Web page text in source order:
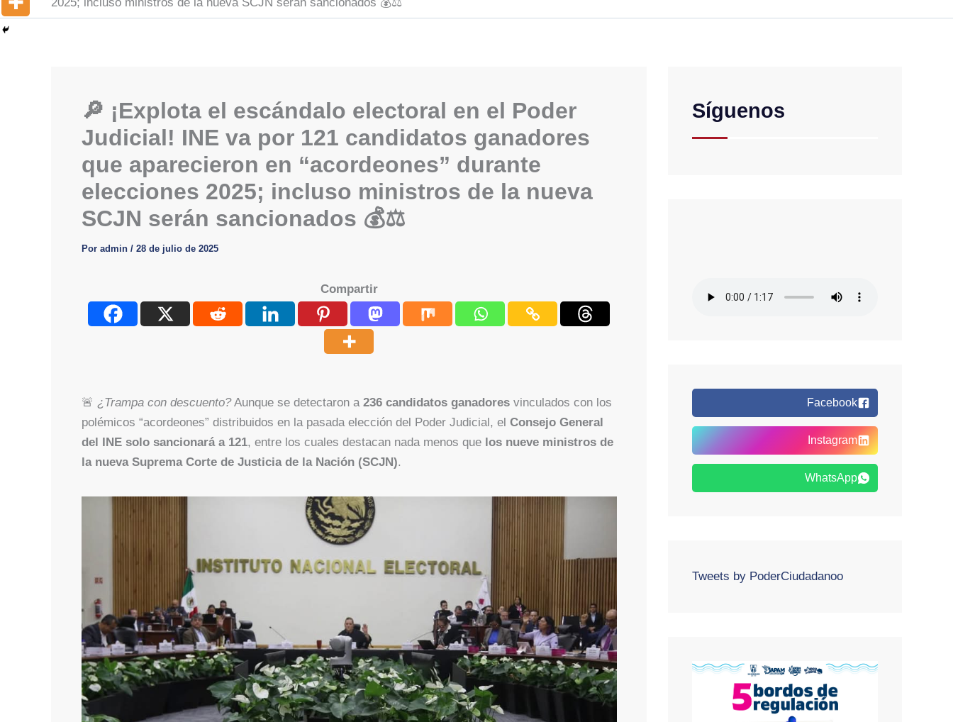
🔎 ¡Explota el escándalo electoral en el Poder
Judicial! INE va por 121 candidatos ganadores
que aparecieron en “acordeones” durante
elecciones 2025; incluso ministros de la nueva
SCJN serán sancionados 💰⚖️
Por admin / 28 de julio de 2025
Compartir
🚨 ¿Trampa con descuento?Aunque se detectaron a 236 candidatos ganadoresvinculados con los
polémicos “acordeones” distribuidos en la pasada elección del Poder Judicial, el Consejo General
del INE solo sancionará a 121, entre los cuales destacan nada menos que los nueve ministros de
la nueva Suprema Corte de Justicia de la Nación (SCJN).
Síguenos
Facebook
Instagram
WhatsApp
Tweets by PoderCiudadanoo